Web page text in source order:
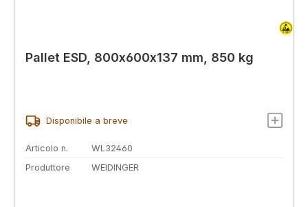
Pallet ESD, 800x600x137 mm, 850 kg
Disponibile a breve
Articolo n.
WL32460
Produttore
WEIDINGER